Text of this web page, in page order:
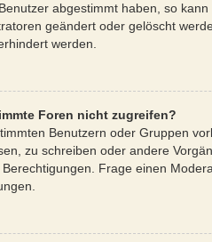
abgestimmt haben, so
geändert oder gelöscht
werden.
Foren nicht zugreifen?
Benutzern oder Gruppen
zu schreiben oder andere
Frage einen